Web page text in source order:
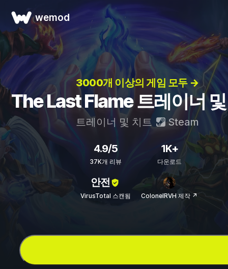
wemod
3000개 이상의 게임 모두 →
The Last Flame 트레이너
트레이너 및 치트 Steam
4.9/5
37K개 리뷰
1K+
다운로드
안전
VirusTotal 스캔됨 ColonelRVH 제작 ↗